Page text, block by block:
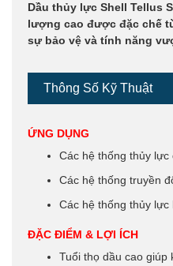
Dầu thủy lực Shell Tellus
lượng cao được đặc chế
sự bảo vệ và tính năng
Thông Số Kỹ Thuật
ỨNG DỤNG
Các hệ thống thủy lực
Các hệ thống truyền
Các hệ thống thủy lực
ĐẶC ĐIỂM & LỢI ÍCH
Tuổi thọ dầu cao giúp